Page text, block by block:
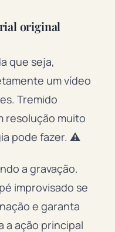
original
que seja,
um vídeo
Tremido
resolução muito
pode fazer. ⚠️
a gravação.
improvisado se
e garanta
a ação principal